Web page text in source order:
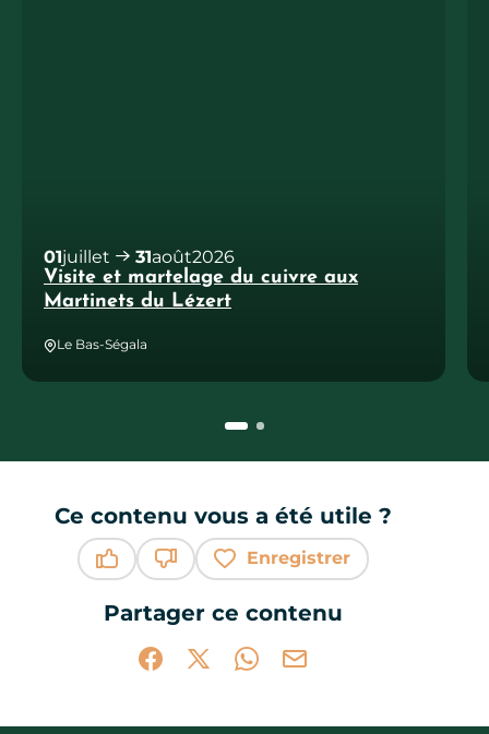
Visite et martelage du cuivre aux
Martinets du Lézert
01juillet 31août2026
Le Bas-Ségala
Ce contenu vous a été utile ?
Enregistrer
Partager ce contenu
Partager sur Facebook (nouvelle
Partager sur X / Twitter (nouvelle
Partager sur WhatsApp
Partager par mail